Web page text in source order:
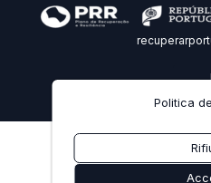
Politica